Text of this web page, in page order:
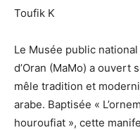
Toufik K
Le Musée public
d’Oran (MaMo) a ouvert
mêle tradition et
arabe. Baptisée «
houroufiat », cette